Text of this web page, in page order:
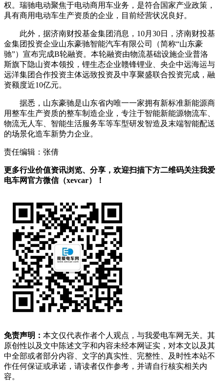
权。瑞驰电动聚焦于电动商用车业务，是符合国家产业政策，
具有商用电动车生产资质的企业，目前经营状况良好。
此外，据济南财投基金集团消息，10月30日，济南财投基
金集团投资企业山东豪驰智能汽车有限公司（简称“山东豪
驰”）宣布完成B轮融资。本轮融资由物流基础设施企业普洛
斯旗下隐山资本领投，锂生态企业赣锋锂业、央企中远海运与
远洋集团合作投资主体远致投资及中享聚盛联合投资完成，融
资额度近10亿元。
据悉，山东豪驰是山东省内唯一一家拥有新标准新能源商
用整车生产资质的整车制造企业，专注于智能新能源物流车、
物流无人车、智能生活服务车等车型研发智造及末端智能配送
的场景化造车新势力企业。
责任编辑：张倩
更多行业价值资讯浏览、分享，欢迎扫描下方二维码关注我爱
电车网官方微信（xevcar）！
免责声明： 本文仅代表作者个人观点，与我爱电车网无关。其
原创性以及文中陈述文字和内容未经本网证实，对本文以及其
中全部或者部分内容、文字的真实性、完整性、及时性本站不
作任何保证或承诺，请读者仅作参考，并请自行核实相关内
容。